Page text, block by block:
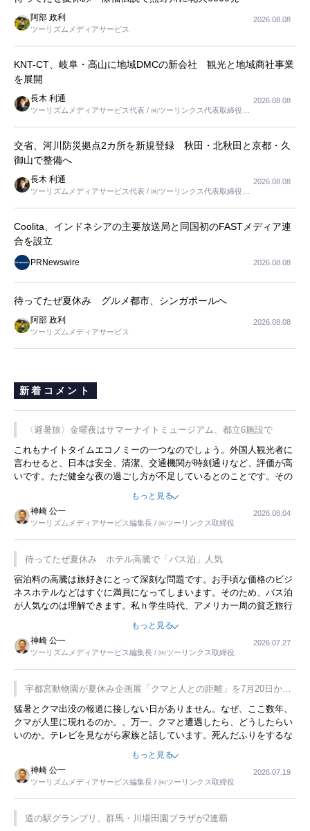
阿部 政利
ツーリズムメディアサービス
2026.08.08
KNT-CT、岐阜・高山に地域DMCの新会社 観光と地域商社事業
を展開
長木 利通
ツーリズムメディアサービス代表 / ㈱ツーリンクス代表取締役社
2026.08.08
交省、河川防災拠点2カ所を新規登録 秋田・北秋田と京都・久
御山で整備へ
長木 利通
ツーリズムメディアサービス代表 / ㈱ツーリンクス代表取締役社
2026.08.08
Coolita、インドネシアの主要放送局と同国初のFASTメディア連
合を設立
PRNewswire 2026.08.08
待ってたぜ夏休み グルメ都市、シンガポールへ
阿部 政利
ツーリズムメディアサービス
2026.08.08
新着コメント
〈避暑旅〉金曜夜はサマーナイトミュージアム、都立6施設で
これもナイトタイムエコノミーの一つなのでしょう。外国人観光者に
言わせると、日本は安全、清潔、交通機関が時刻通りなど、評価が高
いです。ただ健全な夜の過ごし方が不足しているとのことです。その
ような意味で、金曜夜にこのようなイベントが行われれば、日本人に
限らず外国人にとっても楽しみが増えるでしょうね。
もっと見る
神崎 公一
ツーリズムメディアサービス編集長 / ㈱ツーリンクス取締役
2026.08.04
待ってたぜ夏休み ホテル高騰で「バス泊」人気
宿泊料の高騰は旅好きにとって深刻な問題です。お手頃な価格のビジ
ネスホテルなどはすぐに満員になってしまいます。そのため、バス泊
が人気なのは理解できます。私ｈ学生時代、アメリカ一周の貧乏旅行
をした時は、移動はグレイハウンドバスでした。夕方から夜の便を利
用してホテル代を浮かせていました。ただし、若いからできたことで
す。若い人が夜行バスで京都に行った、青森に行ったと聞くと、疲れ
が残らないのかなと思ってしまいます。
もっと見る
神崎 公一
ツーリズムメディアサービス編集長 / ㈱ツーリンクス取締役
2026.07.27
宇都宮動物園が夏休み企画展「クマと人との距離」を7月20日から
開催
猛暑とクマ出没の報道に接しない日がありません。なぜ、ここ数年、
クマが人里に現れるのか。、万一、クマと遭遇したら、どうしたらい
いのか。テレビを見ながら家族と話しています。死んだふりをするな
んてことは、冗談でもいえません。そんな中で、この企画展はタイム
もっと見る
神崎 公一
ツーリズムメディアサービス編集長 / ㈱ツーリンクス取締役
2026.07.19
道の駅グランプリ、群馬・川場田園プラザが2連覇